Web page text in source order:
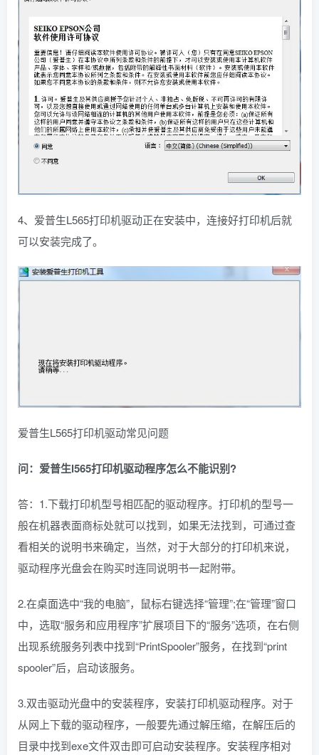
4、爱普生L565打印机驱动正在安装中，连接好打印机后就
可以安装完成了。
爱普生L565打印机驱动常见问题
问：爱普生l565打印机驱动程序怎么不能识别?
答：1.下载打印机型号相匹配的驱动程序。打印机的型号一
般在机器表面商标处就可以找到，如果无法找到，可通过查
看相关的说明书来确定，当然，对于大部分的打印机来说，
驱动程序光盘会在购买时连同说明书一起附带。
2.在桌面选中“我的电脑”，鼠标右键选择“管理”;在“管理”窗口
中，选取“服务和应用程序”扩展项目下的“服务”选项，在右侧
出现系统服务列表中找到“PrintSpooler”服务，在找到“print
spooler”后，启动该服务。
3.双击驱动光盘中的安装程序，安装打印机驱动程序。对于
从网上下载的驱动程序，一般要先通过解压缩，在解压后的
目录中找到exe文件双击即可启动安装程序。安装程序相对